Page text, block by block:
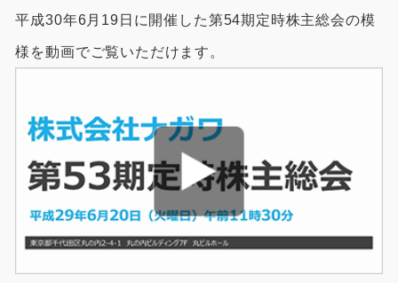
平成30年6月19日に開催した第54期定時株主総会の模
様を動画でご覧いただけます。